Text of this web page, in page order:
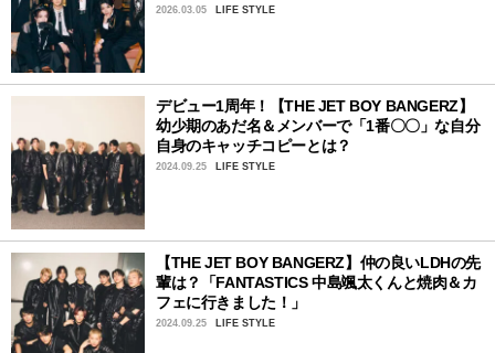
2026.03.05 LIFE STYLE
デビュー1周年！【THE JET BOY BANGERZ】
幼少期のあだ名＆メンバーで「1番〇〇」な自分
自身のキャッチコピーとは？
2024.09.25 LIFE STYLE
【THE JET BOY BANGERZ】仲の良いLDHの先
輩は？「FANTASTICS 中島颯太くんと焼肉＆カ
フェに行きました！」
2024.09.25 LIFE STYLE